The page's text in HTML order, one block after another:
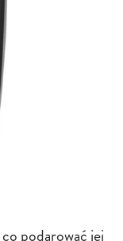
podarować jej